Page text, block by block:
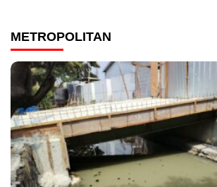
METROPOLITAN